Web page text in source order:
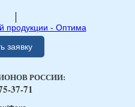
заявку
РОССИИ:
37-71